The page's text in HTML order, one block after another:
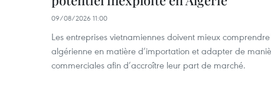
09/08/2026 11:00
Les entreprises vietnamiennes doivent mieux
algérienne en matière d’importation et adapter de
commerciales afin d’accroître leur part de marché.